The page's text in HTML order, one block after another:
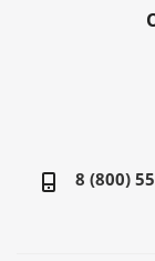
8 (800)